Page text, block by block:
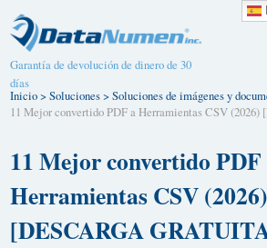
Garantía de devolución de dinero de 30
días
Inicio>Soluciones>Soluciones de imágenes y
11 Mejor convertido PDF a Herramientas CSV
11 Mejor convertido PDF
Herramientas CSV (2026)
[DESCARGA